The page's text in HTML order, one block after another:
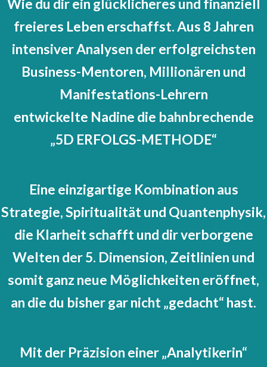
Wie du dir ein glücklicheres und finanziell
freieres Leben erschaffst. Aus 8 Jahren
intensiver Analysen der erfolgreichsten
Business-Mentoren, Millionären und
Manifestations-Lehrern
entwickelte Nadine die bahnbrechende
„5D ERFOLGS-METHODE“
Eine einzigartige Kombination aus
Strategie, Spiritualität und Quantenphysik,
die Klarheit schafft und dir verborgene
Welten der 5. Dimension, Zeitlinien und
somit ganz neue Möglichkeiten eröffnet,
an die du bisher gar nicht „gedacht“ hast.
Mit der Präzision einer „Analytikerin“